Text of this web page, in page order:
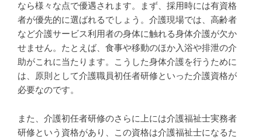
なら様々な点で優遇されます。まず、採用時には有資格
者が優先的に選ばれるでしょう。介護現場では、高齢者
など介護サービス利用者の身体に触れる身体介護が欠か
せません。たとえば、食事や移動のほか入浴や排泄の介
助がこれに当たります。こうした身体介護を行うために
は、原則として介護職員初任者研修といった介護資格が
必要なのです。
また、介護初任者研修のさらに上には介護福祉士実務者
研修という資格があり、この資格は介護福祉士になるた